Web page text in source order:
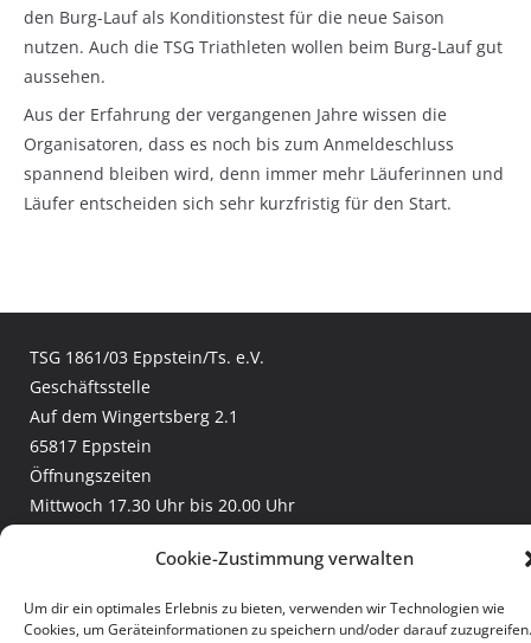
Cookie-Zustimmung verwalten
Um dir ein optimales Erlebnis zu bieten, verwenden wir Technologien wie
Cookies, um Geräteinformationen zu speichern und/oder darauf zuzugreifen.
den Burg-Lauf als Konditionstest für die neue Saison
nutzen. Auch die TSG Triathleten wollen beim Burg-Lauf gut
aussehen.
Aus der Erfahrung der vergangenen Jahre wissen die
Organisatoren, dass es noch bis zum Anmeldeschluss
spannend bleiben wird, denn immer mehr Läuferinnen und
Läufer entscheiden sich sehr kurzfristig für den Start.
TSG 1861/03 Eppstein/Ts. e.V.
Geschäftsstelle
Auf dem Wingertsberg 2.1
65817 Eppstein
Öffnungszeiten
Mittwoch 17.30 Uhr bis 20.00 Uhr
+49 (6198) 307 2970
Facebook:TSG Eppstein